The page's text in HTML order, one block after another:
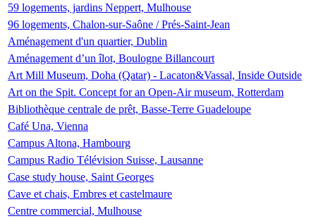
59 logements, jardins Neppert, Mulhouse
96 logements, Chalon-sur-Saône / Prés-Saint-Jean
Aménagement d'un quartier, Dublin
Aménagement d’un îlot, Boulogne Billancourt
Art Mill Museum, Doha (Qatar) - Lacaton&Vassal, Inside Outside
Art on the Spit. Concept for an Open-Air museum, Rotterdam
Bibliothèque centrale de prêt, Basse-Terre Guadeloupe
Café Una, Vienna
Campus Altona, Hambourg
Campus Radio Télévision Suisse, Lausanne
Case study house, Saint Georges
Cave et chais, Embres et castelmaure
Centre commercial, Mulhouse